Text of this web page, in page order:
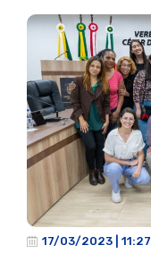
17/03/2023 | 11:27